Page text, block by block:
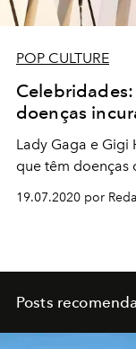
POP CULTURE
doenças
Lady Gaga e Gigi
que têm doenças
19.07.2020 por
Posts